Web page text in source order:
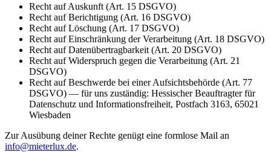
Recht auf Auskunft (Art. 15 DSGVO)
Recht auf Berichtigung (Art. 16 DSGVO)
Recht auf Löschung (Art. 17 DSGVO)
Recht auf Einschränkung der Verarbeitung (Art. 18 DSGVO)
Recht auf Datenübertragbarkeit (Art. 20 DSGVO)
Recht auf Widerspruch gegen die Verarbeitung (Art. 21
DSGVO)
Recht auf Beschwerde bei einer Aufsichtsbehörde (Art. 77
DSGVO) — für uns zuständig: Hessischer Beauftragter für
Datenschutz und Informationsfreiheit, Postfach 3163, 65021
Wiesbaden
Zur Ausübung deiner Rechte genügt eine formlose Mail an
info@mieterlux.de.